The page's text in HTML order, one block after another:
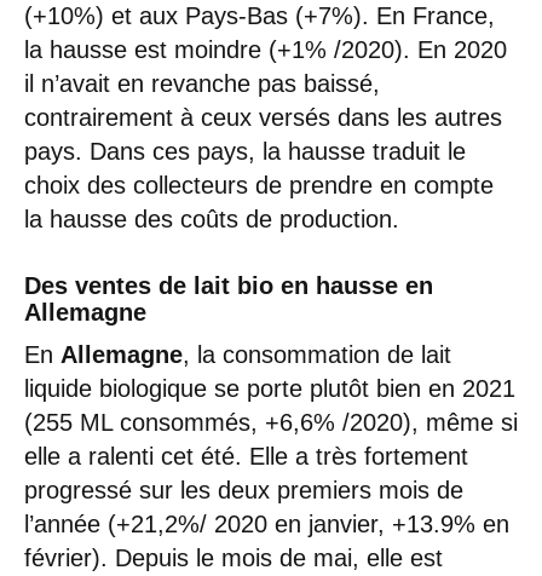
(+10%) et aux Pays-Bas (+7%). En France,
la hausse est moindre (+1% /2020). En 2020
il n’avait en revanche pas baissé,
contrairement à ceux versés dans les autres
pays. Dans ces pays, la hausse traduit le
choix des collecteurs de prendre en compte
la hausse des coûts de production.
Des ventes de lait bio en hausse en
Allemagne
En Allemagne, la consommation de lait
liquide biologique se porte plutôt bien en 2021
(255 ML consommés, +6,6% /2020), même si
elle a ralenti cet été. Elle a très fortement
progressé sur les deux premiers mois de
l’année (+21,2%/ 2020 en janvier, +13.9% en
février). Depuis le mois de mai, elle est